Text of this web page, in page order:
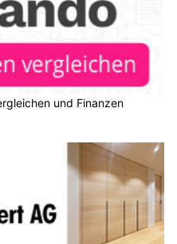
und Finanzen